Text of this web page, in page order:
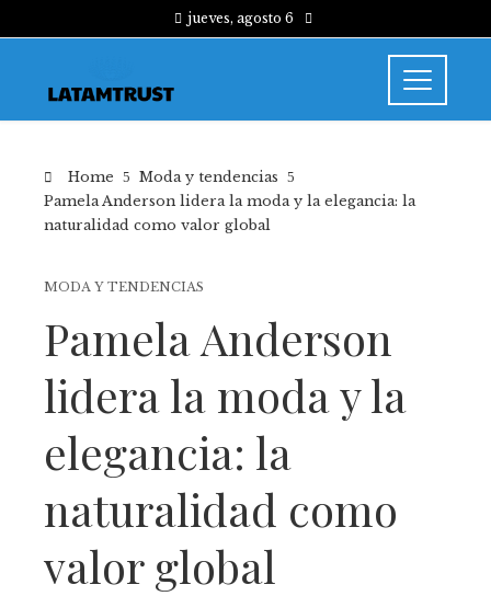
jueves, agosto 6
Home
Moda y tendencias
Pamela Anderson lidera la moda y la elegancia: la
naturalidad como valor global
MODA Y TENDENCIAS
Pamela Anderson
lidera la moda y la
elegancia: la
naturalidad como
valor global